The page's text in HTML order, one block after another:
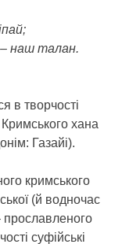
– наш талан.
в творчості
хана
Газайі).
кримського
(й водночас
прославленого
суфійські